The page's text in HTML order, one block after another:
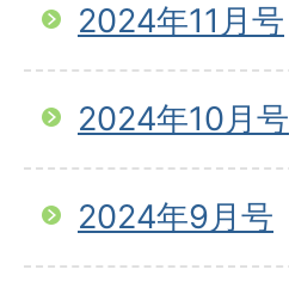
2024年11月号
2024年10月号
2024年9月号